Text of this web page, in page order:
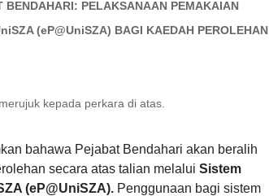
BENDAHARI: PELAKSANAAN PEMAKAIAN
(eP@UniSZA) BAGI KAEDAH PEROLEHAN
kepada perkara di atas.
bahawa Pejabat Bendahari akan beralih
secara atas talian melalui Sistem
(eP@UniSZA). Penggunaan bagi sistem